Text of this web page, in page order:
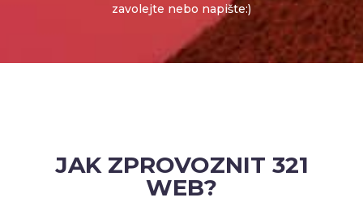
zavolejte nebo napište:)
JAK ZPROVOZNIT 321
WEB?